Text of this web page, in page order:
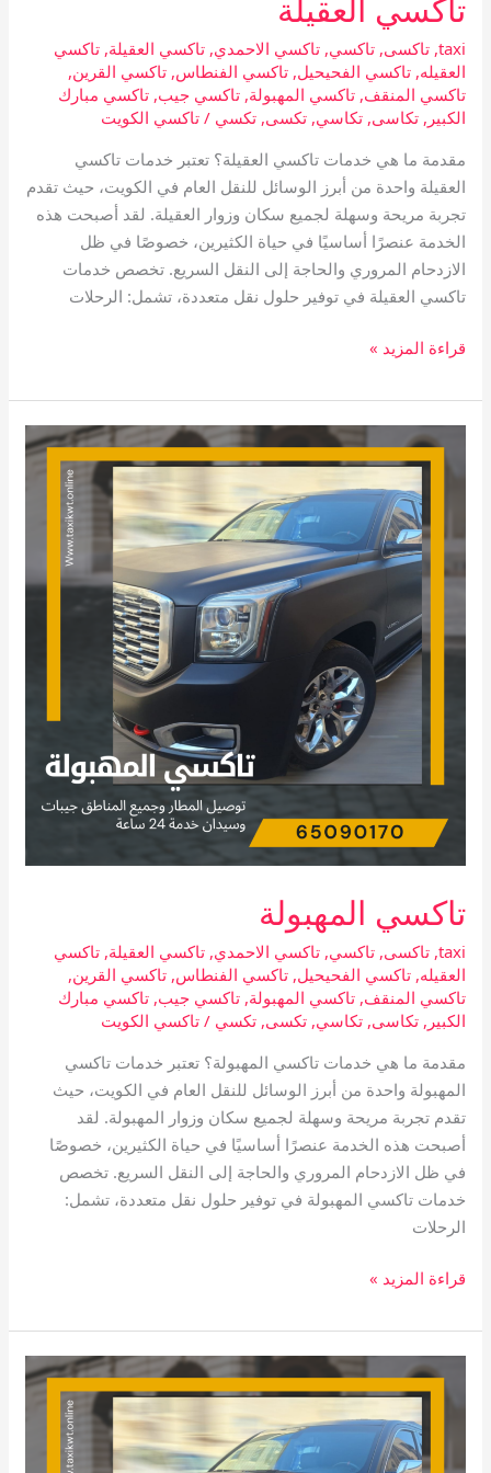
تاكسي العقيلة
taxi
,تاكسى,تاكسي,تاكسي الاحمدي,تاكسي العقيلة,تاكسي
العقيله,تاكسي الفحيحيل,تاكسي الفنطاس,تاكسي القرين,
تاكسي المنقف,تاكسي المهبولة,تاكسي جيب,تاكسي مبارك
الكبير ,تكاسى,تكاسي,تكسى,تكسي /تاكسي الكويت
مقدمة ما هي خدمات تاكسي العقيلة؟ تعتبر خدمات تاكسي
العقيلة واحدة من أبرز الوسائل للنقل العام في الكويت، حيث تقدم
تجربة مريحة وسهلة لجميع سكان وزوار العقيلة. لقد أصبحت هذه
الخدمة عنصرًا أساسيًا في حياة الكثيرين، خصوصًا في ظل
الازدحام المروري والحاجة إلى النقل السريع. تخصص خدمات
تاكسي العقيلة في توفير حلول نقل متعددة، تشمل: الرحلات
قراءة المزيد »
تاكسي المهبولة
taxi
,تاكسى,تاكسي,تاكسي الاحمدي,تاكسي العقيلة,تاكسي
العقيله,تاكسي الفحيحيل,تاكسي الفنطاس,تاكسي القرين,
تاكسي المنقف,تاكسي المهبولة,تاكسي جيب,تاكسي مبارك
الكبير ,تكاسى,تكاسي,تكسى,تكسي /تاكسي الكويت
مقدمة ما هي خدمات تاكسي المهبولة؟ تعتبر خدمات تاكسي
المهبولة واحدة من أبرز الوسائل للنقل العام في الكويت، حيث
تقدم تجربة مريحة وسهلة لجميع سكان وزوار المهبولة. لقد
أصبحت هذه الخدمة عنصرًا أساسيًا في حياة الكثيرين، خصوصًا
في ظل الازدحام المروري والحاجة إلى النقل السريع. تخصص
خدمات تاكسي المهبولة في توفير حلول نقل متعددة، تشمل:
الرحلات
تاكسي
المهبولة
قراءة المزيد »
تاكسي
الاحمدي